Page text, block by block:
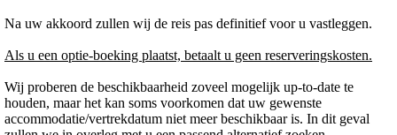
Na uw akkoord zullen wij de reis pas definitief voor u vastleggen.
Als u een optie-boeking plaatst, betaalt u geen reserveringskosten.
Wij proberen de beschikbaarheid zoveel mogelijk up-to-date te
houden, maar het kan soms voorkomen dat uw gewenste
accommodatie/vertrekdatum niet meer beschikbaar is. In dit geval